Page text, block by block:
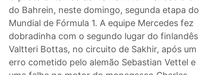
O piloto britânico Lewis Hamilton venceu o
do Bahrein, neste domingo, segunda etapa
Mundial de Fórmula 1. A equipe Mercedes fez
dobradinha com o segundo lugar do
Valtteri Bottas, no circuito de Sakhir, após um